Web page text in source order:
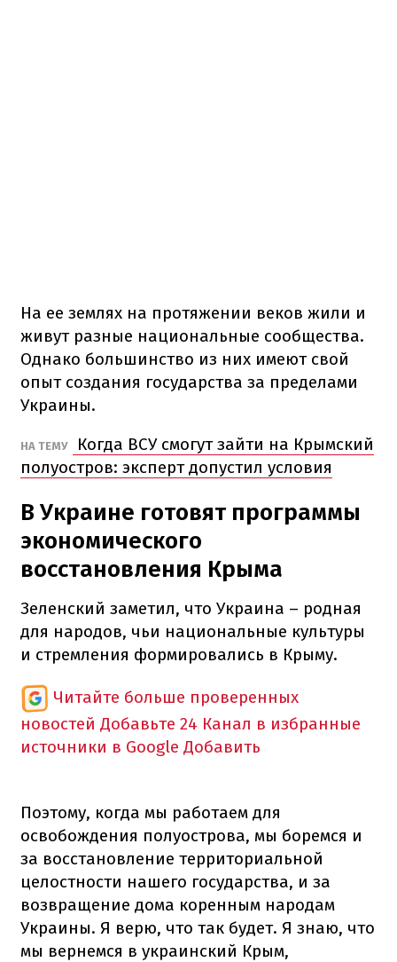
На ее землях на протяжении веков жили и
живут разные национальные сообщества.
Однако большинство из них имеют свой
опыт создания государства за пределами
Украины.
НА ТЕМУ
Когда ВСУ смогут зайти на Крымский
полуостров: эксперт допустил условия
В Украине готовят программы
экономического
восстановления Крыма
Зеленский заметил, что Украина – родная
для народов, чьи национальные культуры
и стремления формировались в Крыму.
Читайте больше проверенных
новостей Добавьте 24 Канал в избранные
источники в Google Добавить
Поэтому, когда мы работаем для
освобождения полуострова, мы боремся и
за восстановление территориальной
целостности нашего государства, и за
возвращение дома коренным народам
Украины. Я верю, что так будет. Я знаю, что
мы вернемся в украинский Крым,